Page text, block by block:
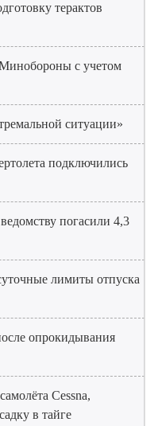
терактов
с учетом
ситуации»
подключились
погасили 4,3
лимиты отпуска
опрокидывания
Cessna,
в тайге